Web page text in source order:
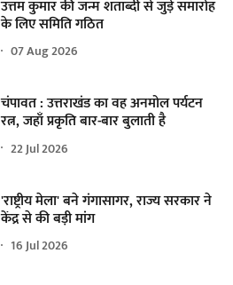
उत्तम कुमार की जन्म शताब्दी से जुड़े समारोह
के लिए समिति गठित
07 Aug 2026
चंपावत : उत्तराखंड का वह अनमोल पर्यटन
रत्न, जहाँ प्रकृति बार-बार बुलाती है
22 Jul 2026
'राष्ट्रीय मेला' बने गंगासागर, राज्य सरकार ने
केंद्र से की बड़ी मांग
16 Jul 2026